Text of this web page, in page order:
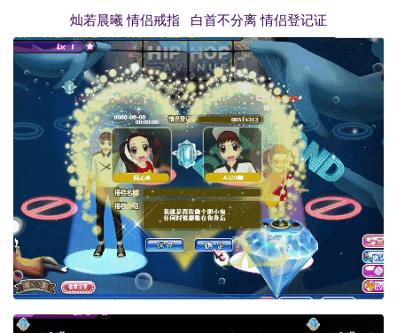
灿若晨曦 情侣戒指 白首不分离 情侣登记证